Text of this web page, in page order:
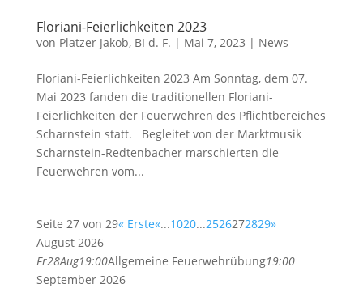
Floriani-Feierlichkeiten 2023
von Platzer Jakob, BI d. F. | Mai 7, 2023 | News
Floriani-Feierlichkeiten 2023 Am Sonntag, dem 07.
Mai 2023 fanden die traditionellen Floriani-
Feierlichkeiten der Feuerwehren des Pflichtbereiches
Scharnstein statt. Begleitet von der Marktmusik
Scharnstein-Redtenbacher marschierten die
Feuerwehren vom...
Seite 27 von 29« Erste«...1020...2526272829»
August 2026
Fr28Aug19:00Allgemeine Feuerwehrübung19:00
September 2026